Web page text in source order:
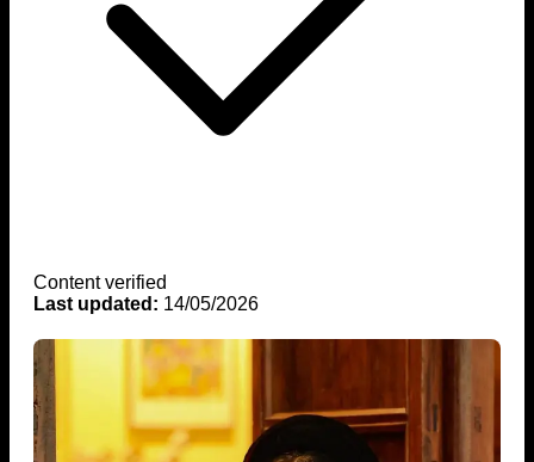
Content verified
Last updated: 14/05/2026